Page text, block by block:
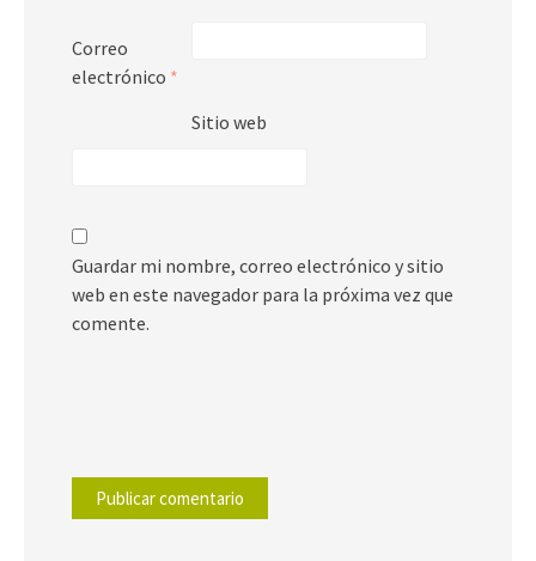
Correo
electrónico *
Sitio web
Guardar mi nombre, correo electrónico y sitio
web en este navegador para la próxima vez que
comente.